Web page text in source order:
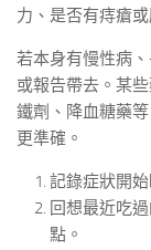
力、是否有痔瘡或
若本身有慢性病
或報告帶去。某
鐵劑、降血糖藥
更準確。
記錄症狀開
回想最近吃
點。